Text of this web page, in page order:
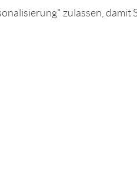
zulassen, damit